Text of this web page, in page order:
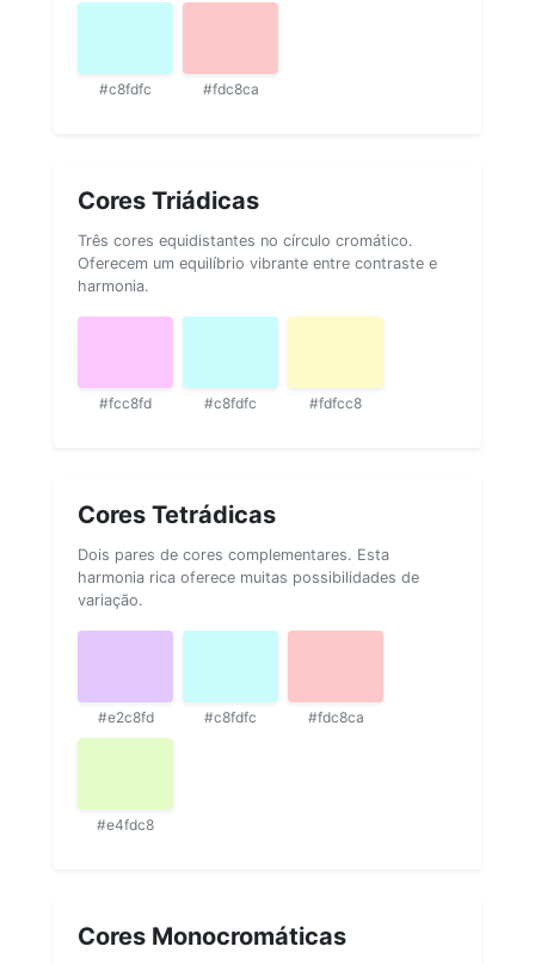
#c8fdfc #fdc8ca
Cores Triádicas
Três cores equidistantes no círculo cromático.
Oferecem um equilíbrio vibrante entre contraste e
harmonia.
#fcc8fd #c8fdfc #fdfcc8
Cores Tetrádicas
Dois pares de cores complementares. Esta
harmonia rica oferece muitas possibilidades de
variação.
#e2c8fd #c8fdfc #fdc8ca
#e4fdc8
Cores Monocromáticas